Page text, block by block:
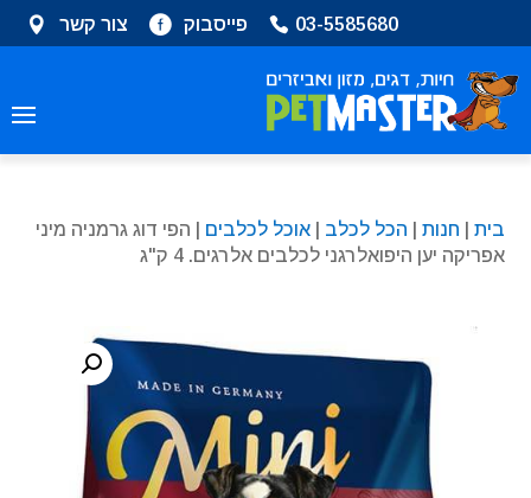
בְּאֲתָר
זֶה
מֻפְעֶלֶת
הַמְּסַיַּעַת
לִנְגִישׁוּת
03-5585680 פייסבוק צור קשר
בית חנות הכל לכלב |אוכל לכלבים | הפי דוג גרמניה מיני
אפריקה יען היפואלרגני לכלבים אלרגים. 4 ק"ג